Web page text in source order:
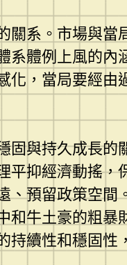
系。市場與
體例上風的
，當局要經
固與持久成長的
抑經濟動搖
預留政策空
牛土豪的粗
續性和穩固性